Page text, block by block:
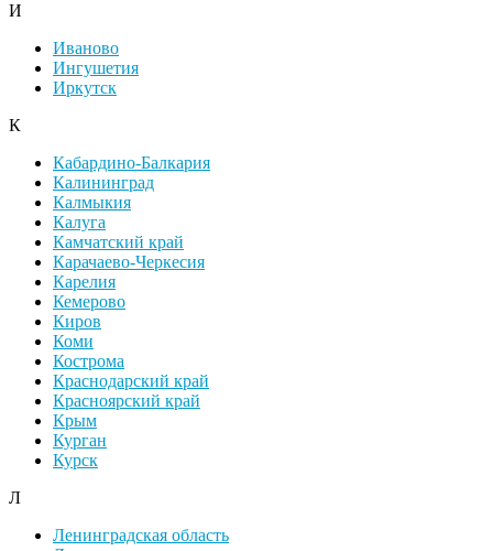
И
Иваново
Ингушетия
Иркутск
К
Кабардино-Балкария
Калининград
Калмыкия
Калуга
Камчатский край
Карачаево-Черкесия
Карелия
Кемерово
Киров
Коми
Кострома
Краснодарский край
Красноярский край
Крым
Курган
Курск
Л
Ленинградская область